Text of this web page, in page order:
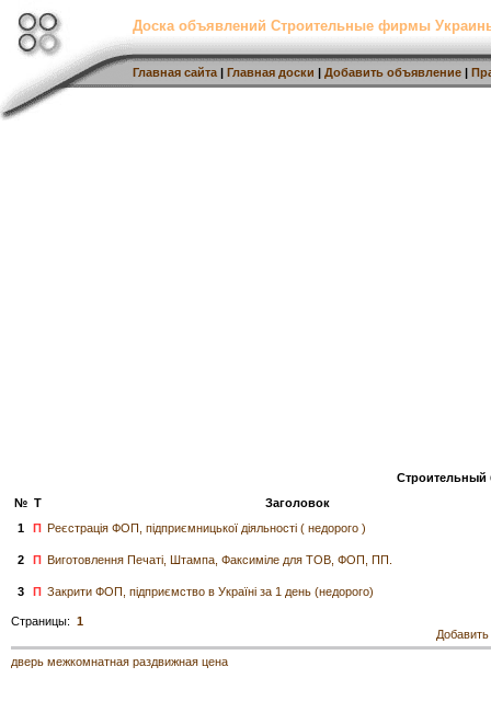
Доска объявлений Строительные фирмы
Главная сайта | Главная доски | Добавить объявление |
Строительный
№ Т
Заголовок
1
П Реєстрація ФОП, підприємницької діяльності ( недорого )
2 П Виготовлення Печаті, Штампа, Факсиміле для ТОВ, ФОП, ПП.
3 П Закрити ФОП, підприємство в Україні за 1 день (недорого)
Страницы: 1
дверь межкомнатная раздвижная цена